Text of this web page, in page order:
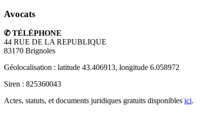
Avocats
✆ TÉLÉPHONE
44 RUE DE LA REPUBLIQUE
83170 Brignoles
Géolocalisation : latitude 43.406913, longitude 6.058972
Siren : 825360043
Actes, statuts, et documents juridiques gratuits disponibles ici.